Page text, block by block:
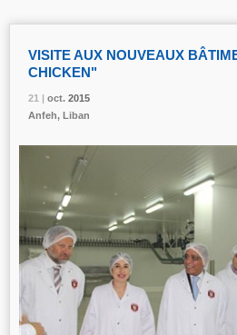
21 | oct. 2015
VISITE AUX NOUVEAUX
CHICKEN"
21 | oct. 2015
Anfeh, Liban
21 | oct. 2015